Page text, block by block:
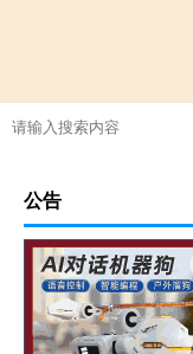
公告